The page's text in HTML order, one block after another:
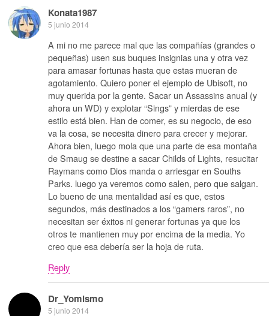
Konata1987
5 junio 2014
A mi no me parece mal que las compañías (grandes o
pequeñas) usen sus buques insignias una y otra vez
para amasar fortunas hasta que estas mueran de
agotamiento. Quiero poner el ejemplo de Ubisoft, no
muy querida por la gente. Sacar un Assassins anual (y
ahora un WD) y explotar “Sings” y mierdas de ese
estilo está bien. Han de comer, es su negocio, de eso
va la cosa, se necesita dinero para crecer y mejorar.
Ahora bien, luego mola que una parte de esa montaña
de Smaug se destine a sacar Childs of Lights, resucitar
Raymans como Dios manda o arriesgar en Souths
Parks. luego ya veremos como salen, pero que salgan.
Lo bueno de una mentalidad así es que, estos
segundos, más destinados a los “gamers raros”, no
necesitan ser éxitos ni generar fortunas ya que los
otros te mantienen muy por encima de la media. Yo
creo que esa debería ser la hoja de ruta.
Reply
Dr_Yomismo
5 junio 2014